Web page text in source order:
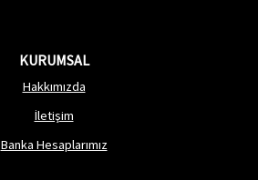
KURUMSAL
Hakkımızda
İletişim
Banka Hesaplarımız